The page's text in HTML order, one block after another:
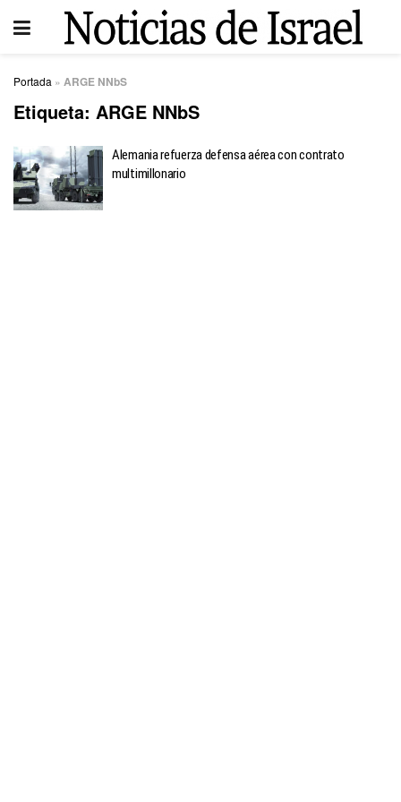
Portada » ARGE NNbS
Etiqueta: ARGE NNbS
Alemania refuerza defensa aérea con contrato
multimillonario